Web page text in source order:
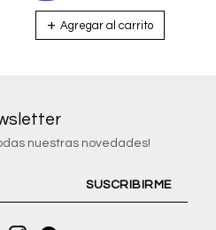
nuestras novedades!
SUSCRIBIRME